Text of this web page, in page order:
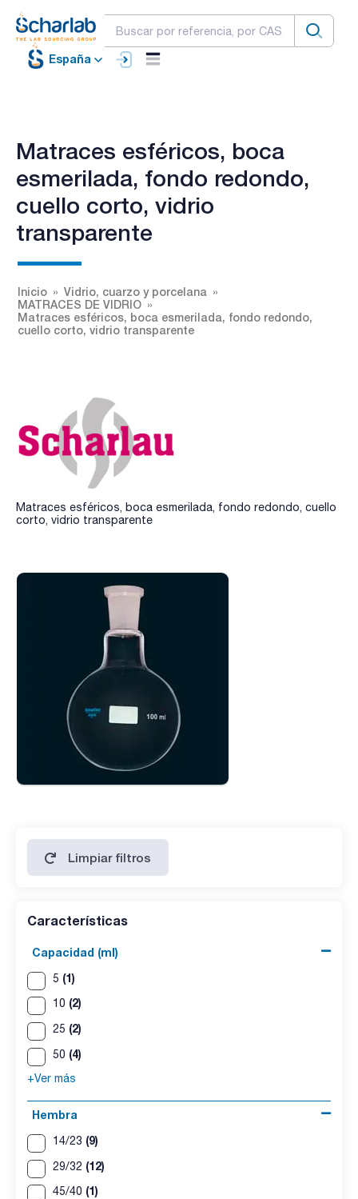
España
Matraces esféricos, boca
esmerilada, fondo redondo,
cuello corto, vidrio
transparente
Inicio
Vidrio, cuarzo y porcelana
MATRACES DE VIDRIO
Matraces esféricos, boca esmerilada, fondo redondo,
cuello corto, vidrio transparente
Matraces esféricos, boca esmerilada, fondo redondo, cuello
corto, vidrio transparente
Limpiar filtros
Características
Capacidad (ml)
5 (1)
10 (2)
25 (2)
50 (4)
+Ver más
Hembra
14/23 (9)
29/32 (12)
45/40 (1)